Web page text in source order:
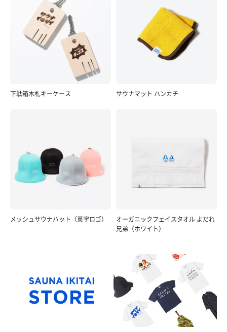
下駄箱木札キーケース サウナマット ハンカチ
メッシュサウナハット（英字ロゴ）
オーガニックフェイスタオル よだれ
兄弟（ホワイト）